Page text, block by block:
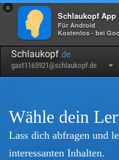
×
Schlaukopf App
Für Android
Kostenlos - bei
Schlaukopf.de
gast1165921@schlaukopf.de
Wähle dein
Lass dich abfragen und
interessanten Inhalten.